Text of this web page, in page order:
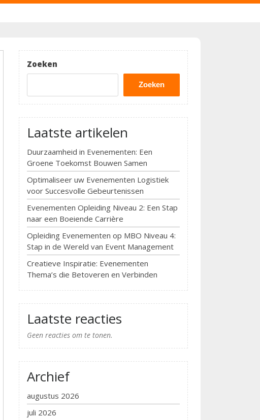
Zoeken
Zoeken
Laatste artikelen
Duurzaamheid in Evenementen: Een
Groene Toekomst Bouwen Samen
Optimaliseer uw Evenementen Logistiek
voor Succesvolle Gebeurtenissen
Evenementen Opleiding Niveau 2: Een Stap
naar een Boeiende Carrière
Opleiding Evenementen op MBO Niveau 4:
Stap in de Wereld van Event Management
Creatieve Inspiratie: Evenementen
Thema’s die Betoveren en Verbinden
Laatste reacties
Geen reacties om te tonen.
Archief
augustus 2026
juli 2026